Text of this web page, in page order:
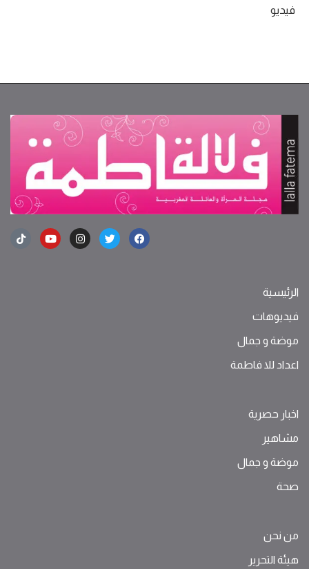
فيديو
الرئيسية
فيديوهات
موضة ‫و‬ ‫‬‫جمال‬
اعداد للا فاطمة
اخبار حصرية
مشاهير
موضة ‫و‬ ‫‬‫جمال‬
صحة
من نحن
هيئة التحرير